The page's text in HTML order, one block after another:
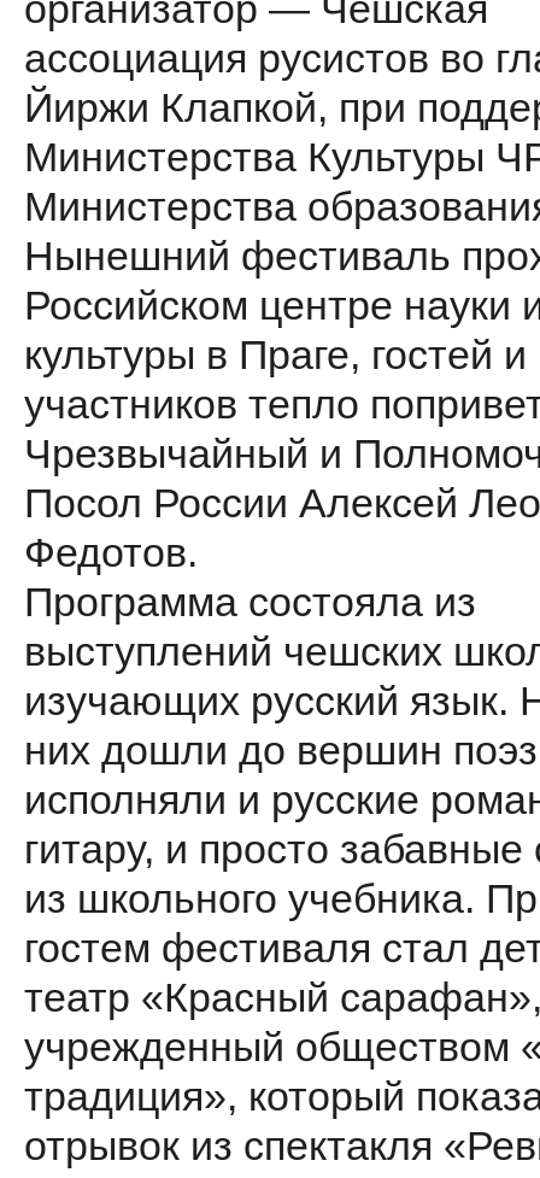
ассоциация русистов во
Йиржи Клапкой, при
Министерства Культуры
Министерства
Нынешний фестиваль
Российском центре науки
культуры в Праге, гостей и
участников тепло
Чрезвычайный и
Посол России Алексей
Федотов.
Программа состояла из
выступлений чешских
изучающих русский язык.
них дошли до вершин
исполняли и русские
гитару, и просто забавные
из школьного учебника.
гостем фестиваля стал
театр «Красный
учрежденный обществом
традиция», который
отрывок из спектакля